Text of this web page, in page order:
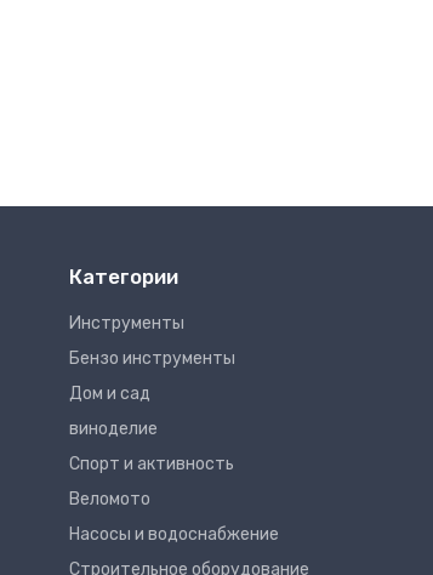
Категории
Инструменты
Бензо инструменты
Дом и сад
виноделие
Спорт и активность
Веломото
Насосы и водоснабжение
Строительное оборудование